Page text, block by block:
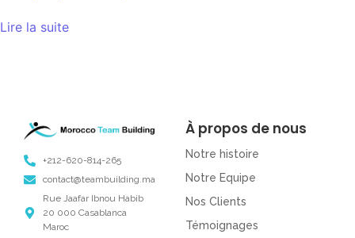
Lire la suite
+212-620-814-265
contact@teambuilding.ma
Rue Jaafar Ibnou Habib
20 000 Casablanca
Maroc
À propos de nous
Notre histoire
Notre Equipe
Nos Clients
Témoignages